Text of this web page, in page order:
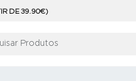
DE 39.90€)